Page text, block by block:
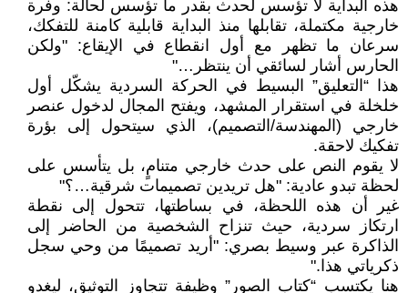
هذه البداية لا تؤسس لحدث بقدر ما تؤسس لحالة: وفرة
خارجية مكتملة، تقابلها منذ البداية قابلية كامنة للتفكك،
سرعان ما تظهر مع أول انقطاع في الإيقاع: "ولكن
الحارس أشار لسائقي أن ينتظر…"
هذا “التعليق” البسيط في الحركة السردية يشكّل أول
خلخلة في استقرار المشهد، ويفتح المجال لدخول عنصر
خارجي (المهندسة/التصميم)، الذي سيتحول إلى بؤرة
تفكيك لاحقة.
لا يقوم النص على حدث خارجي متنامٍ، بل يتأسس على
لحظة تبدو عادية: "هل تريدين تصميمات شرقية…؟"
غير أن هذه اللحظة، في بساطتها، تتحول إلى نقطة
ارتكاز سردية، حيث تنزاح الشخصية من الحاضر إلى
الذاكرة عبر وسيط بصري: "أريد تصميمًا من وحي سجل
ذكرياتي هذا."
هنا يكتسب “كتاب الصور” وظيفة تتجاوز التوثيق، ليغدو